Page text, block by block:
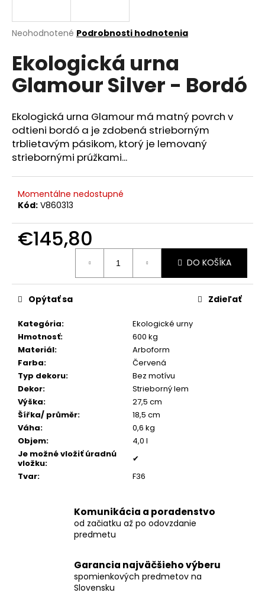
Priemerné
produktu
je
0,0
z
hviezdičiek.
Neohodnotené Podrobnosti hodnotenia
Ekologická urna
Glamour Silver - Bordó
Ekologická urna Glamour má matný povrch v
odtieni bordó a je zdobená strieborným
trblietavým pásikom, ktorý je lemovaný
striebornými prúžkami...
Momentálne nedostupné
Kód: V860313
€145,80
DO KOŠÍKA
Kategória:
Ekologické urny
Hmotnosť:
600 kg
Materiál:
Arboform
Farba:
Červená
Typ dekoru:
Bez motívu
Dekor:
Strieborný lem
Výška:
27,5 cm
Šířka/ průměr:
18,5 cm
Váha:
0,6 kg
Objem:
4,0 l
Je možné vložiť úradnú
vložku:
✔
Tvar: F36
Opýtať sa Zdieľať
Komunikácia a poradenstvo
od začiatku až po odovzdanie
predmetu
Garancia najväčšieho výberu
spomienkových predmetov na
Slovensku
j
ť
?
HĽADAŤ
O
d
o
a
m
e
STROM
ŽIVOTA
MEDAILÓNIK
POPOLOM
€199